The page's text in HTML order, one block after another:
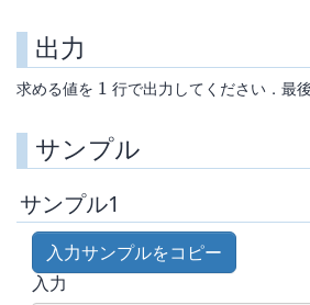
出力
求める値を 1
1 行で出力してください．最
サンプル
サンプル1
入力サンプルをコピー
入力